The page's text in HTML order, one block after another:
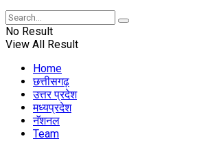
No Result
View All Result
Home
छत्तीसगढ़
उत्तर प्रदेश
मध्यप्रदेश
नॅशनल
Team